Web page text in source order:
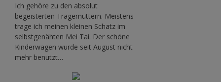
Ich gehöre zu den absolut
begeisterten Tragemüttern. Meistens
trage ich meinen kleinen Schatz im
selbstgenähten Mei Tai. Der schöne
Kinderwagen wurde seit August nicht
mehr benutzt…